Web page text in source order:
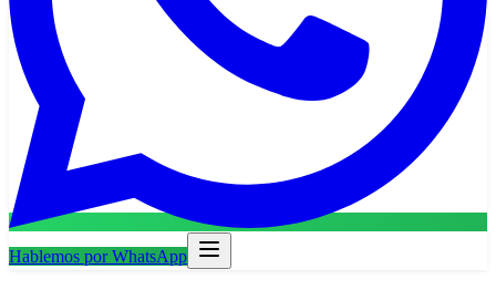
Hablemos por WhatsApp